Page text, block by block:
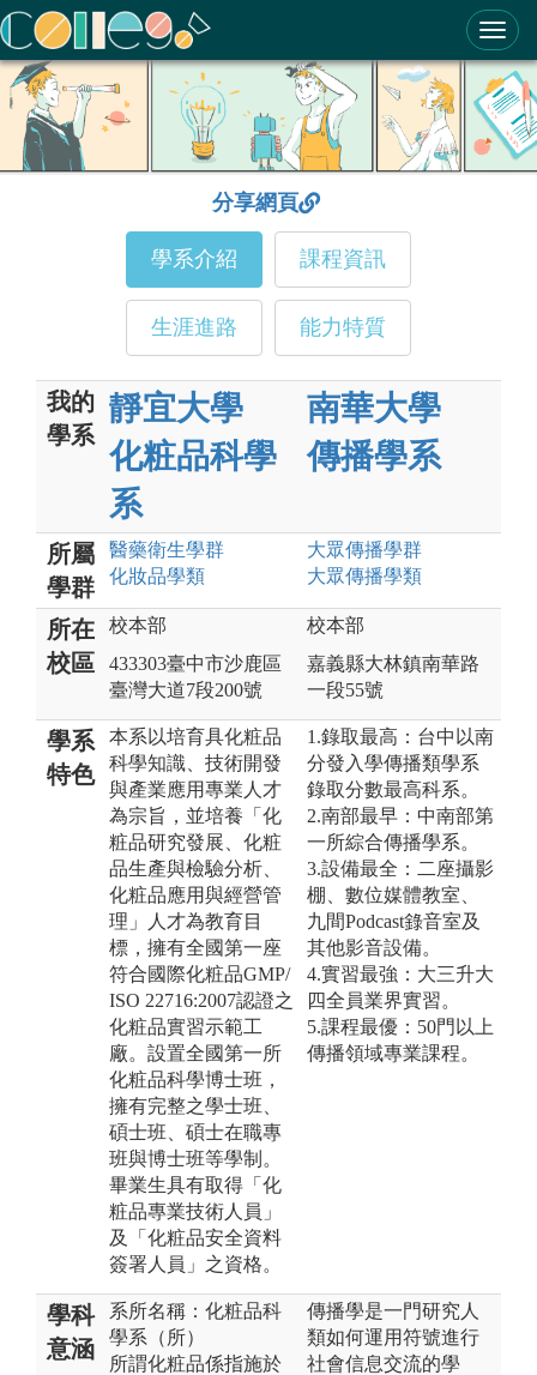
ColleGo! 大學選才與高中育才輔助系統
分享網頁
學系介紹 課程資訊
生涯進路 能力特質
我的
學系
靜宜大學
化粧品科學
系
南華大學
傳播學系
所屬
學群
醫藥衛生學群
化妝品學類
大眾傳播學群
大眾傳播學類
所在
校區
校本部
433303臺中市沙鹿區
臺灣大道7段200號
校本部
嘉義縣大林鎮南華路
一段55號
學系
特色
本系以培育具化粧品
科學知識、技術開發
與產業應用專業人才
為宗旨，並培養「化
粧品研究發展、化粧
品生產與檢驗分析、
化粧品應用與經營管
理」人才為教育目
標，擁有全國第一座
符合國際化粧品GMP/
ISO 22716:2007認證之
化粧品實習示範工
廠。設置全國第一所
化粧品科學博士班，
擁有完整之學士班、
碩士班、碩士在職專
班與博士班等學制。
畢業生具有取得「化
粧品專業技術人員」
及「化粧品安全資料
簽署人員」之資格。
1.錄取最高：台中以南
分發入學傳播類學系
錄取分數最高科系。
2.南部最早：中南部第
一所綜合傳播學系。
3.設備最全：二座攝影
棚、數位媒體教室、
九間Podcast錄音室及
其他影音設備。
4.實習最強：大三升大
四全員業界實習。
5.課程最優：50門以上
傳播領域專業課程。
學科
意涵
系所名稱：化粧品科
學系（所）
所謂化粧品係指施於
傳播學是一門研究人
類如何運用符號進行
社會信息交流的學